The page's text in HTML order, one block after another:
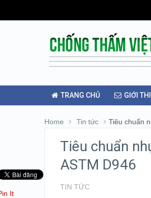
TRANG CHỦ GIỚI
Home Tin tức Tiêu chuẩn
Tiêu chuẩn
ASTM D946
TIN TỨC
It